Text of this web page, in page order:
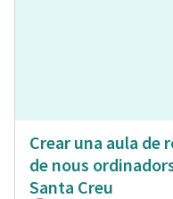
Crear una aula de
de nous
Santa Creu